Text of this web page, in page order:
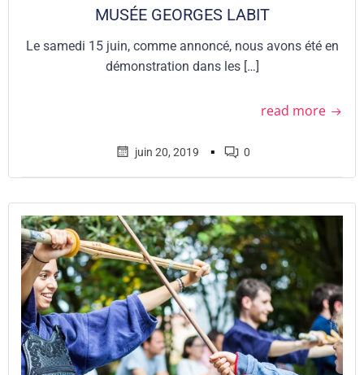
MUSÉE GEORGES LABIT
Le samedi 15 juin, comme annoncé, nous avons été en
démonstration dans les […]
read more
juin 20, 2019 ▪ 0